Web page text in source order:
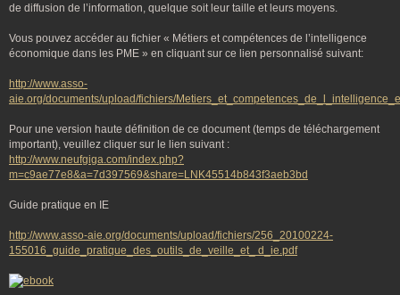
de diffusion de l’information, quelque soit leur taille et leurs moyens.
Vous pouvez accéder au fichier « Métiers et compétences de l’intelligence
économique dans les PME » en cliquant sur ce lien personnalisé suivant:
http://www.asso-
aie.org/documents/upload/fichiers/
Pour une version haute définition de ce document (temps de téléchargement
important), veuillez cliquer sur le lien suivant :
http://www.neufgiga.com/index.php?
m=c9ae77e8&a=7d397569&share=LNK45514b843f3aeb3bd
Guide pratique en IE
http://www.asso-aie.org/documents/upload/fichiers/256_20100224-
155016_guide_pratique_des_outils_de_veille_et_ d_ie.pdf